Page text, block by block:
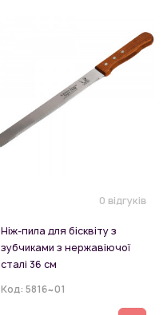
0 відгуків
Ніж-пила для бісквіту з
зубчиками з нержавіючої
сталі 36 см
Код: 5816~01